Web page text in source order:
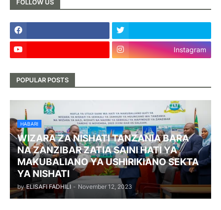
FOLLOW US
Instagram
POPULAR POSTS
HABARI
WIZARA ZA NISHATI TANZANIA BARA
NA ZANZIBAR ZATIA SAINI HATI YA
MAKUBALIANO YA USHIRIKIANO SEKTA
YA NISHATI
by ELISAFI FADHILI - November 12, 2023